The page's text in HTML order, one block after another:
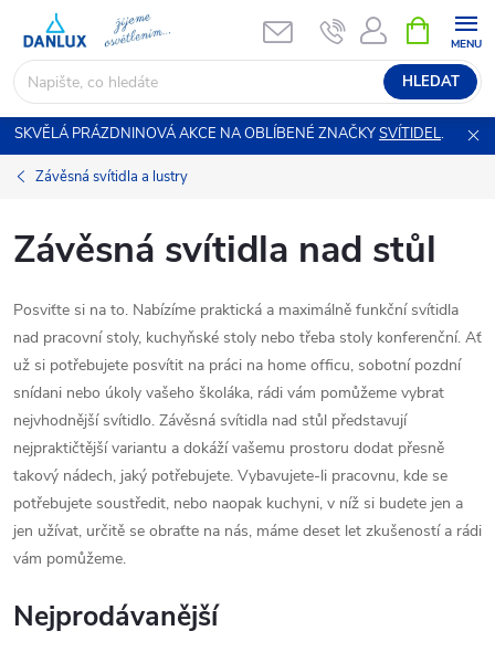
obsah
HLEDAT
NÁKUPNÍ
KOŠÍK
SKVĚLÁ PRÁZDNINOVÁ AKCE NA OBLÍBENÉ ZNAČKYSVÍTIDEL.
Závěsná svítidla a lustry
Závěsná svítidla nad stůl
Posviťte si na to. Nabízíme praktická a maximálně funkční svítidla
nad pracovní stoly, kuchyňské stoly nebo třeba stoly konferenční. Ať
už si potřebujete posvítit na práci na home officu, sobotní pozdní
snídani nebo úkoly vašeho školáka, rádi vám pomůžeme vybrat
nejvhodnější svítidlo. Závěsná svítidla nad stůl představují
nejpraktičtější variantu a dokáží vašemu prostoru dodat přesně
takový nádech, jaký potřebujete. Vybavujete-li pracovnu, kde se
potřebujete soustředit, nebo naopak kuchyni, v níž si budete jen a
jen užívat, určitě se obraťte na nás, máme deset let zkušeností a rádi
vám pomůžeme.
Nejprodávanější